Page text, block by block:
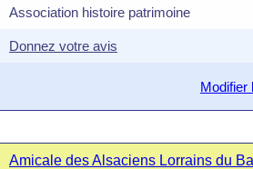
Association histoire patrimoine
Donnez votre avis
Modifier
Amicale des Alsaciens Lorrains du